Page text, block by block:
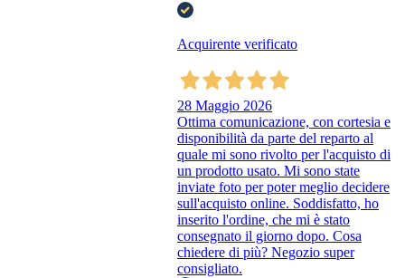
Acquirente verificato
28 Maggio 2026
Ottima comunicazione, con cortesia e
disponibilità da parte del reparto al
quale mi sono rivolto per l'acquisto di
un prodotto usato. Mi sono state
inviate foto per poter meglio decidere
sull'acquisto online. Soddisfatto, ho
inserito l'ordine, che mi è stato
consegnato il giorno dopo. Cosa
chiedere di più? Negozio super
consigliato.